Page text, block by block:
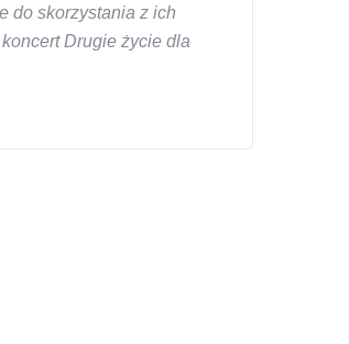
do skorzystania z ich
Drugie życie dla